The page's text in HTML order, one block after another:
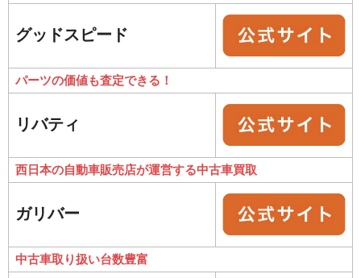
グッドスピード
パーツの価値も査定できる！
リバティ
西日本の自動車販売店が運営する中古車買取
ガリバー
中古車取り扱い台数豊富